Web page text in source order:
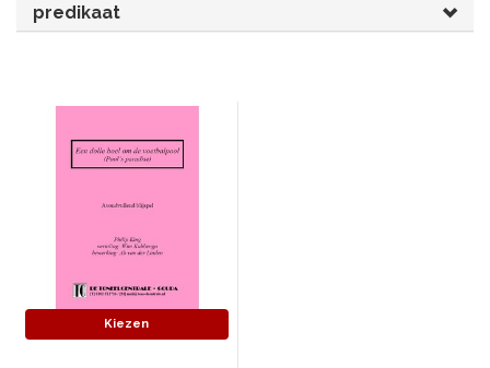
JEUGDTONEEL
HANDBOEKEN
SKETCHES
predikaat
Kiezen